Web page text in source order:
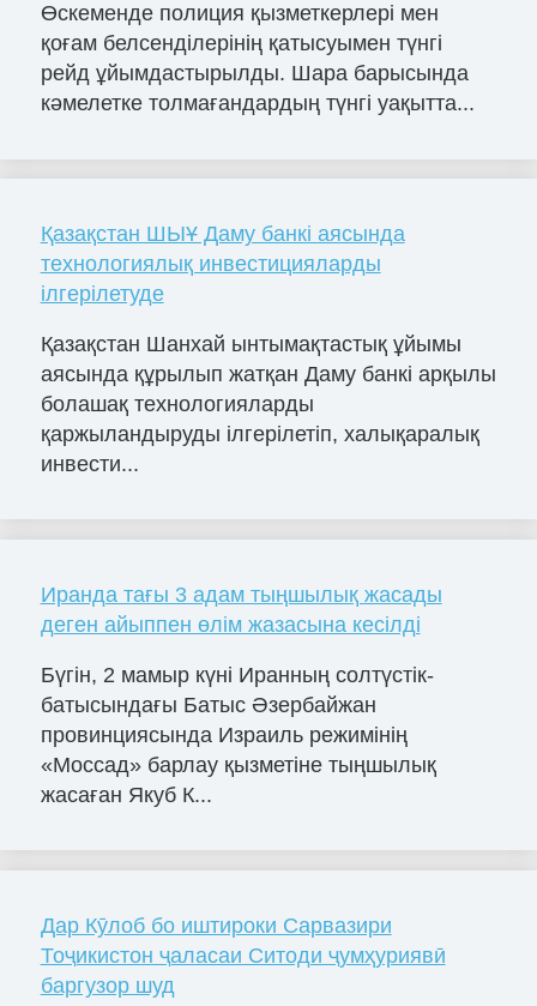
Өскеменде полиция қызметкерлері мен
қоғам белсенділерінің қатысуымен түнгі
рейд ұйымдастырылды. Шара барысында
кәмелетке толмағандардың түнгі уақытта...
Қазақстан ШЫҰ Даму банкі аясында
технологиялық инвестицияларды
ілгерілетуде
Қазақстан Шанхай ынтымақтастық ұйымы
аясында құрылып жатқан Даму банкі арқылы
болашақ технологияларды
қаржыландыруды ілгерілетіп, халықаралық
инвести...
Иранда тағы 3 адам тыңшылық жасады
деген айыппен өлім жазасына кесілді
Бүгін, 2 мамыр күні Иранның солтүстік-
батысындағы Батыс Әзербайжан
провинциясында Израиль режимінің
«Моссад» барлау қызметіне тыңшылық
жасаған Якуб К...
Дар Кӯлоб бо иштироки Сарвазири
Тоҷикистон ҷаласаи Ситоди ҷумҳуриявӣ
баргузор шуд